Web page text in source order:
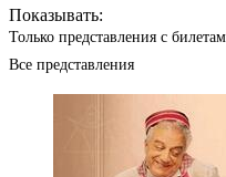
Показывать:
Только представления с
Все представления